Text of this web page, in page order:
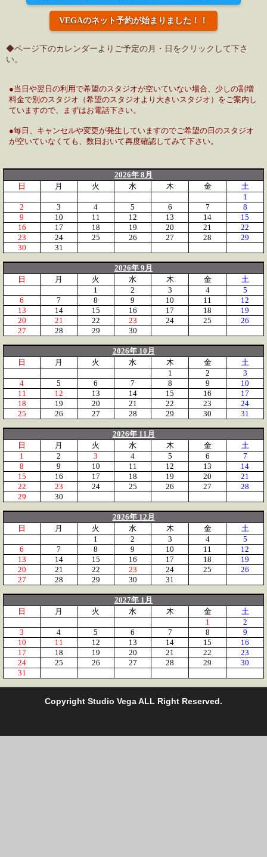
VEGAのネット予約が始まりました！！
◆ページ下のカレンダーよりご予定の月・日をクリックして下さ
い。
●当日や翌日の利用で希望のスタジオが空いていない場合、少しの割増
料金で別のスタジオ（希望のスタジオより大きいスタジオ）をご案内し
ていますので、まずはお電話下さい。
●毎日、キャンセルや変更が発生していますのでご希望の日のスタジオ
が空いていなくても、数日おいて再度確認してみて下さい。
2026年 8月
日
月 火 水 木 金
土
1
2
3 4 5 6 7
8
9
10 11 12 13 14
15
16
17 18 19 20 21
22
23
24 25 26 27 28
29
30
31
2026年 9月
日
月 火 水 木 金
土
1
2 3 4
5
6
7 8 9 10 11
12
13
14 15 16 17 18
19
20
21 22 23 24 25
26
27
28 29 30
2026年 10月
日
月 火 水 木 金
土
1
2
3
4
5 6 7 8 9
10
11
12 13 14 15 16
17
18
19 20 21 22 23
24
25
26 27 28 29 30 31
2026年 11月
日
月 火 水 木 金
土
1
2 3 4 5 6
7
8
9 10 11 12 13
14
15
16 17 18 19 20
21
22
23 24 25 26 27
28
29
30
2026年 12月
日
月 火 水 木 金
土
1
2 3 4
5
6
7 8 9 10 11
12
13
14 15 16 17 18
19
20
21 22 23 24 25
26
27
28 29 30 31
2027年 1月
日
月 火 水 木 金
土
1
2
3
4 5 6 7 8
9
10
11 12 13 14 15
16
17
18 19 20 21 22
23
24
25 26 27 28 29
30
31
Copyright Studio Vega ALL Right Reserved.